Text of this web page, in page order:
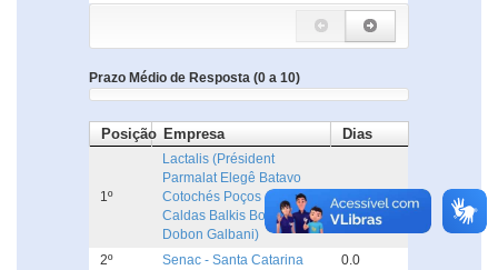
Prazo Médio de Resposta (0 a 10)
Posição Empresa Dias
1º
Lactalis (Président
Parmalat Elegê Batavo
Cotochés Poços de
Caldas Balkis Boa Nata
Dobon Galbani)
0.0
2º Senac - Santa Catarina
0.0